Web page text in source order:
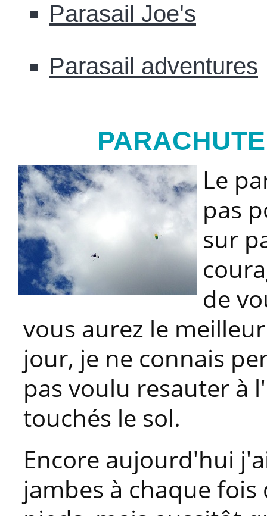
Parasail Joe's
Parasail adventures
Le
pas
sur
de
vous aurez le
jour, je ne connais
pas voulu resauter à
touchés le sol.
Encore aujourd'hui
jambes à chaque